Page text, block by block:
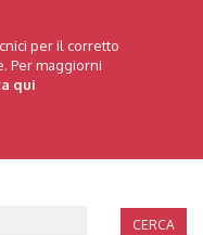
per il corretto
Per maggiorni
qui
CERCA